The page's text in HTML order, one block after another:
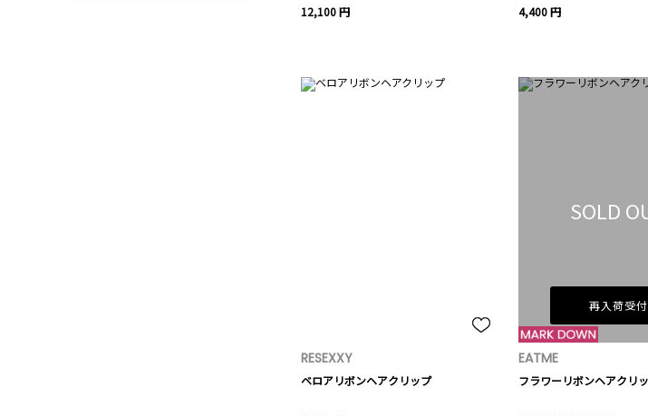
12,100 円
4,400 円
RESEXXY
ベロアリボンヘアクリップ
SOLD
再入荷受付
EATME
フラワーリボンヘアクリ